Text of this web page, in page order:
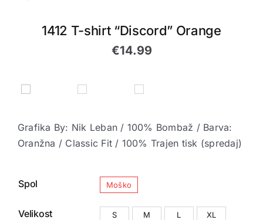
1412 T-shirt “Discord” Orange
€14.99
Grafika By: Nik Leban / 100% Bombaž / Barva:
Oranžna / Classic Fit / 100% Trajen tisk (spredaj)
Spol Moško
Velikost S M L XL